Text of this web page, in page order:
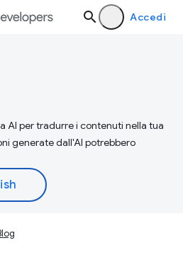
Accedi
AI per tradurre i contenuti nella tua
generate dall'AI potrebbero